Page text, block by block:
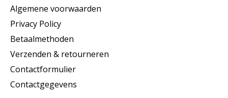
Algemene voorwaarden
Privacy Policy
Betaalmethoden
Verzenden & retourneren
Contactformulier
Contactgegevens